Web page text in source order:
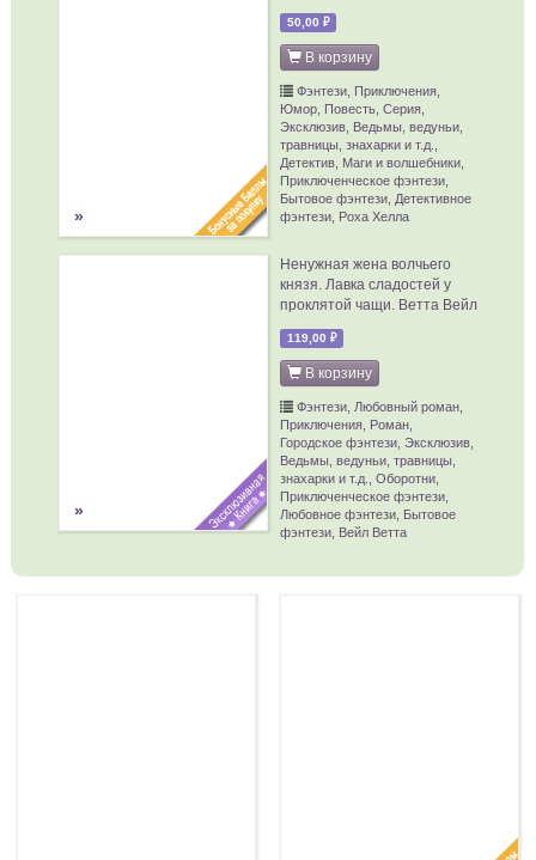
»
50,00 ₽
В корзину
Фэнтези, Приключения,
Юмор, Повесть, Серия,
Эксклюзив,
Ведьмы, ведуньи,
травницы, знахарки и т.д.
Детектив, Маги и волшебники,
Приключенческое фэнтези,
Бытовое фэнтези, Детективное
фэнтези, Роха Хелла
»
Ненужная жена волчьего
князя. Лавка сладостей у
проклятой чащи. Ветта Вейл
119,00 ₽
В корзину
Фэнтези, Любовный роман,
Приключения, Роман,
Городское фэнтези, Эксклюзив,
Ведьмы, ведуньи, травницы,
знахарки и т.д.
Оборотни,
Приключенческое фэнтези,
Любовное фэнтези, Бытовое
фэнтези, Вейл Ветта